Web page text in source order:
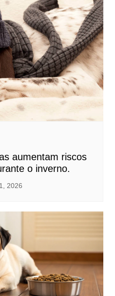
aumentam riscos
o inverno.
2026